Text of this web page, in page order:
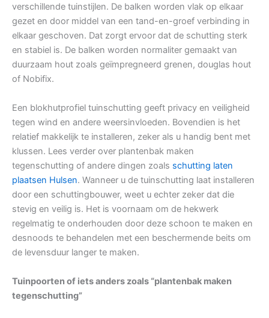
verschillende tuinstijlen. De balken worden vlak op elkaar
gezet en door middel van een tand-en-groef verbinding in
elkaar geschoven. Dat zorgt ervoor dat de schutting sterk
en stabiel is. De balken worden normaliter gemaakt van
duurzaam hout zoals geïmpregneerd grenen, douglas hout
of Nobifix.
Een blokhutprofiel tuinschutting geeft privacy en veiligheid
tegen wind en andere weersinvloeden. Bovendien is het
relatief makkelijk te installeren, zeker als u handig bent met
klussen. Lees verder over plantenbak maken
tegenschutting of andere dingen zoals schutting laten
plaatsen Hulsen. Wanneer u de tuinschutting laat installeren
door een schuttingbouwer, weet u echter zeker dat die
stevig en veilig is. Het is voornaam om de hekwerk
regelmatig te onderhouden door deze schoon te maken en
desnoods te behandelen met een beschermende beits om
de levensduur langer te maken.
Tuinpoorten of iets anders zoals “plantenbak maken
tegenschutting”